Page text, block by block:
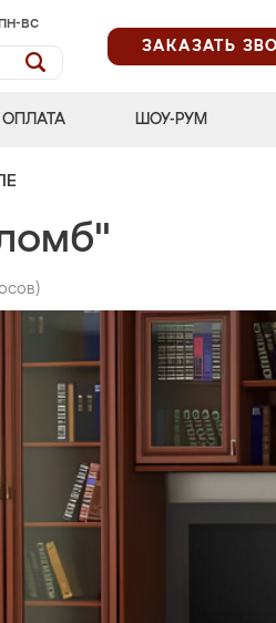
вс
ЗАКАЗАТЬ
ШОУ-РУМ